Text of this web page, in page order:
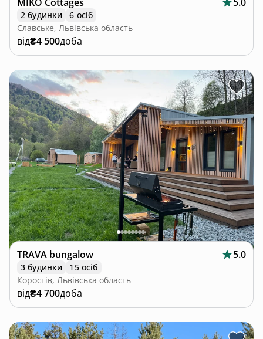
2 будинки
6 осіб
Славське, Львівська область
від₴4 500доба
TRAVA bungalow 5.0
3 будинки
15 осіб
Коростів, Львівська область
від₴4 700доба